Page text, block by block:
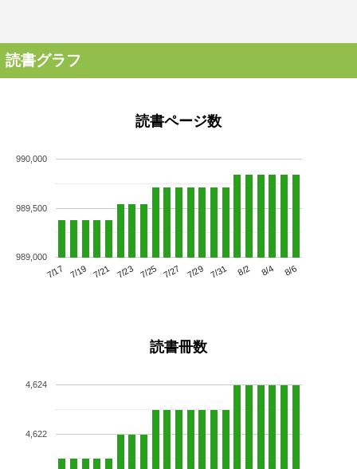
読書グラフ
読書ページ数
7/17 7/19 7/21 7/23 7/25 7/27 7/29 7/31 8/2 8/4 8/6
989,000
989,500
990,000
読書冊数
4,622
4,624